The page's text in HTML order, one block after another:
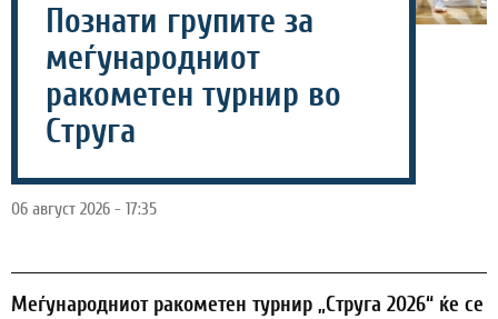
Познати групите за
меѓународниот
ракометен турнир во
Струга
06 август 2026 - 17:35
Меѓународниот ракометен турнир „Струга 2026“ ќе се